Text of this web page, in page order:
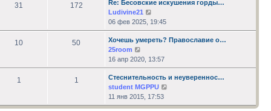
сообщению
31 172
Re: Бесовские искушения горды…
Ludivine21
к
последнему
сообщению
06 фев 2025, 19:45
10 50
Хочешь умереть? Православие о…
25room
к
последнему
сообщению
16 апр 2020, 13:57
1 1
Стеснительность и неувереннос…
student MGPPU
последнему
11 янв 2015, 17:53